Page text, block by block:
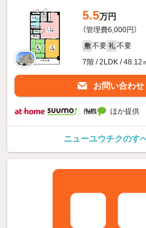
5.5万円
（管理費6,000円）
敷 不要 礼 不要
7階 / 2LDK / 48.12
お問い合わせ
ほか提供
ニューユウチクのす